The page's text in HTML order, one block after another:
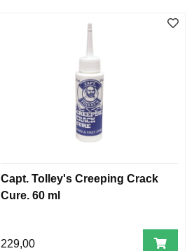
Capt. Tolley's Creeping Crack
Cure. 60 ml
229,00